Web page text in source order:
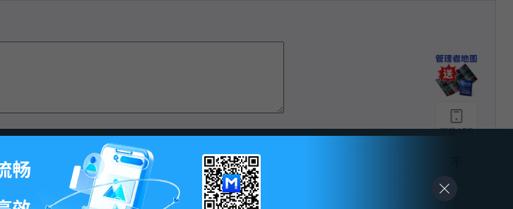
下载APP
改16:09, 2015年8月18日.
人才招聘 广告合作- 权利通知-联系我们-免责声明 友情链接
All rights reserved.